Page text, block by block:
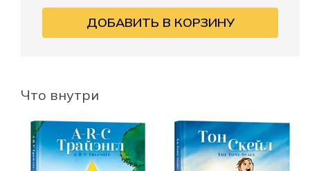
ДОБАВИТЬ В КОРЗИНУ
Что внутри